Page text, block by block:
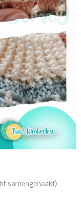
samengehaakt)